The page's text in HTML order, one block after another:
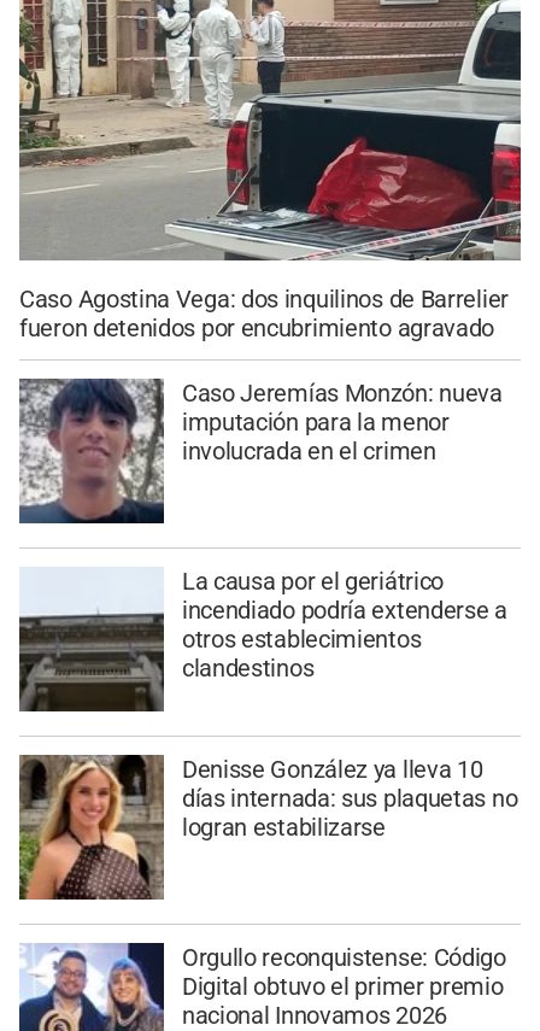
Caso Agostina Vega: dos inquilinos de Barrelier
fueron detenidos por encubrimiento agravado
Caso Jeremías Monzón: nueva
imputación para la menor
involucrada en el crimen
La causa por el geriátrico
incendiado podría extenderse a
otros establecimientos
clandestinos
Denisse González ya lleva 10
días internada: sus plaquetas no
logran estabilizarse
Orgullo reconquistense: Código
Digital obtuvo el primer premio
nacional Innovamos 2026